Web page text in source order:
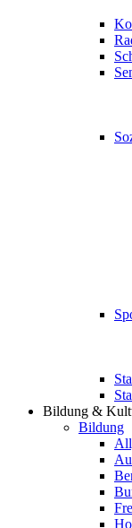
Bildung &
Bildung